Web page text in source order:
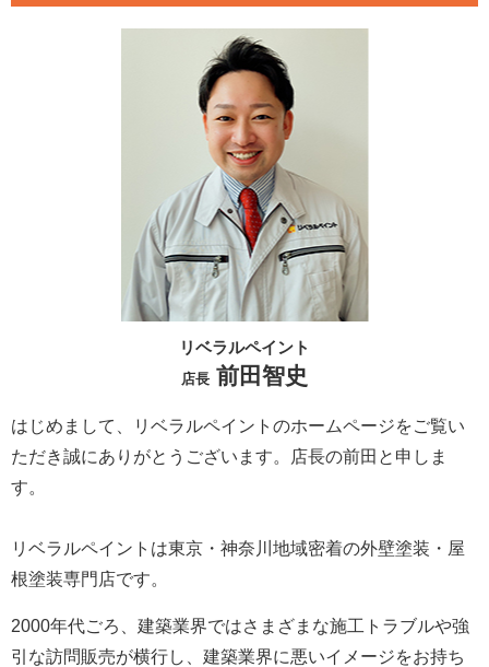
リベラルペイント
店長 前田智史
はじめまして、リベラルペイントのホームページをご覧い
ただき誠にありがとうございます。
店長の前田と申しま
す。
リベラルペイントは東京・神奈川地域密着の外壁塗装・屋
根塗装専門店です。
2000年代ごろ、建築業界ではさまざまな施工トラブルや強
引な訪問販売が横行し、建築業界に悪いイメージをお持ち